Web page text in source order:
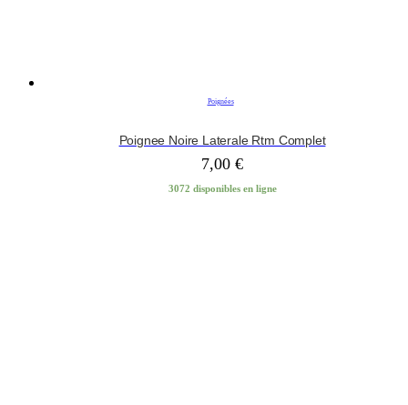
Poignées
Poignee Noire Laterale Rtm Complet
7,00 €
3072 disponibles en ligne